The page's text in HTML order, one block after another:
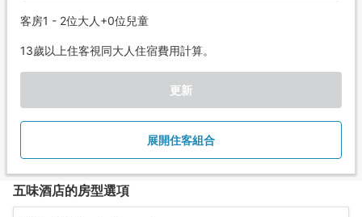
客房1 - 2位大人+0位兒童
13歲以上住客視同大人住宿費用計算。
更新
展開住客組合
五味酒店的房型選項